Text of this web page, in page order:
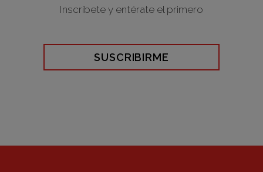
Inscríbete y entérate el primero
SUSCRIBIRME